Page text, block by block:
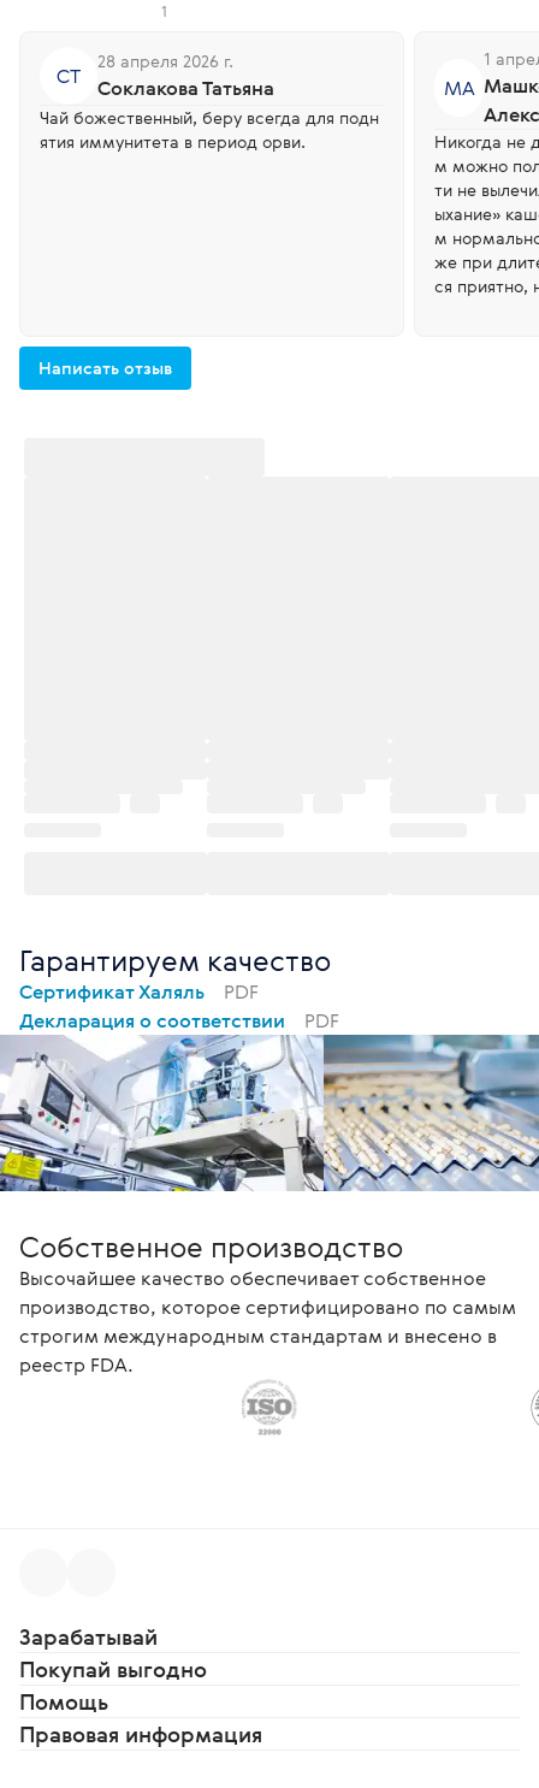
1
СТ
28 апреля 2026 г.
Соклакова Татьяна
Чай божественный, беру всегда для подн
ятия иммунитета в период орви.
МА
1
Никогда не
м можно
ти не
ыхание»
м
же при
ся приятно,
Написать отзыв
Гарантируем качество
Сертификат Халяль
PDF
Декларация о соответствии
PDF
Собственное производство
Высочайшее качество обеспечивает собственное
производство, которое сертифицировано по самым
строгим международным стандартам и внесено в
реестр FDA.
Зарабатывай
Покупай выгодно
Помощь
Правовая информация